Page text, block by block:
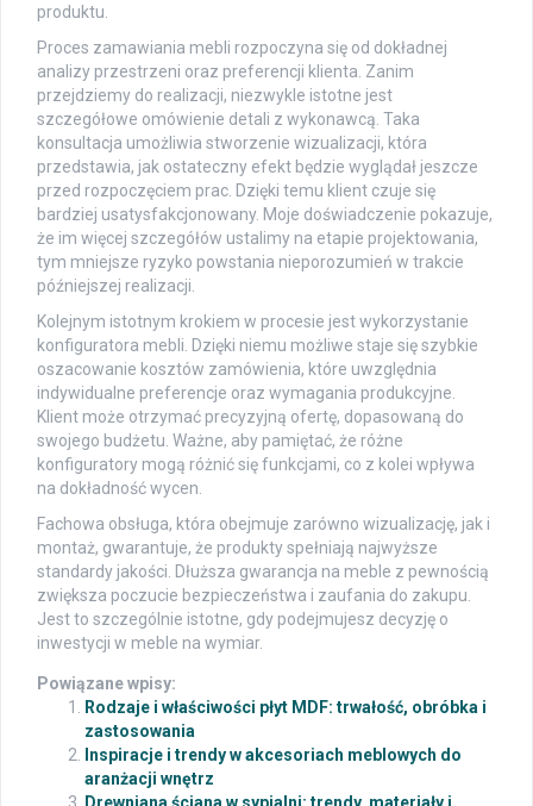
produktu.
Proces zamawiania mebli rozpoczyna się od dokładnej
analizy przestrzeni oraz preferencji klienta. Zanim
przejdziemy do realizacji, niezwykle istotne jest
szczegółowe omówienie detali z wykonawcą. Taka
konsultacja umożliwia stworzenie wizualizacji, która
przedstawia, jak ostateczny efekt będzie wyglądał jeszcze
przed rozpoczęciem prac. Dzięki temu klient czuje się
bardziej usatysfakcjonowany. Moje doświadczenie pokazuje,
że im więcej szczegółów ustalimy na etapie projektowania,
tym mniejsze ryzyko powstania nieporozumień w trakcie
późniejszej realizacji.
Kolejnym istotnym krokiem w procesie jest wykorzystanie
konfiguratora mebli. Dzięki niemu możliwe staje się szybkie
oszacowanie kosztów zamówienia, które uwzględnia
indywidualne preferencje oraz wymagania produkcyjne.
Klient może otrzymać precyzyjną ofertę, dopasowaną do
swojego budżetu. Ważne, aby pamiętać, że różne
konfiguratory mogą różnić się funkcjami, co z kolei wpływa
na dokładność wycen.
Fachowa obsługa, która obejmuje zarówno wizualizację, jak i
montaż, gwarantuje, że produkty spełniają najwyższe
standardy jakości. Dłuższa gwarancja na meble z pewnością
zwiększa poczucie bezpieczeństwa i zaufania do zakupu.
Jest to szczególnie istotne, gdy podejmujesz decyzję o
inwestycji w meble na wymiar.
Powiązane wpisy:
Rodzaje i właściwości płyt MDF: trwałość, obróbka i
zastosowania
Inspiracje i trendy w akcesoriach meblowych do
aranżacji wnętrz
Drewniana ściana w sypialni: trendy, materiały i